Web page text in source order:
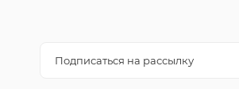
Подписаться на рассылку